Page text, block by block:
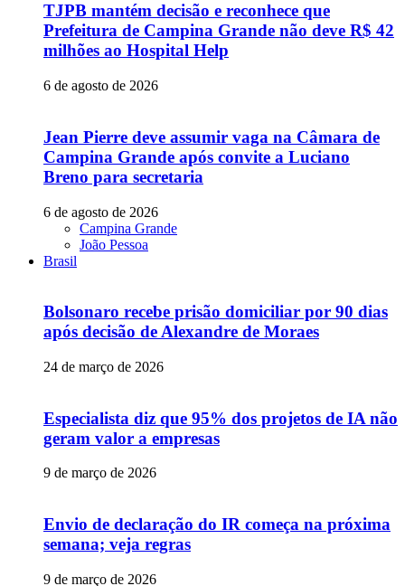
TJPB mantém decisão e reconhece que
Prefeitura de Campina Grande não deve R$ 42
milhões ao Hospital Help
6 de agosto de 2026
Jean Pierre deve assumir vaga na Câmara de
Campina Grande após convite a Luciano
Breno para secretaria
6 de agosto de 2026
Campina Grande
João Pessoa
Brasil
Bolsonaro recebe prisão domiciliar por 90 dias
após decisão de Alexandre de Moraes
24 de março de 2026
Especialista diz que 95% dos projetos de IA não
geram valor a empresas
9 de março de 2026
Envio de declaração do IR começa na próxima
semana; veja regras
9 de março de 2026